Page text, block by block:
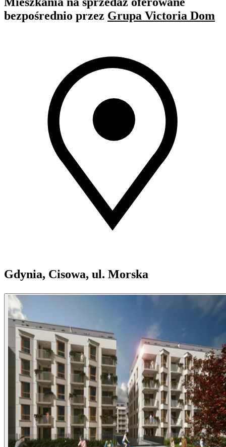
bezpośrednio przez Grupa Victoria Dom
Gdynia, Cisowa, ul. Morska